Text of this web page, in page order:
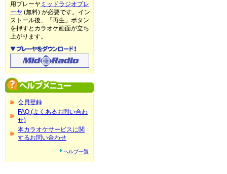
用プレーヤ ミッドラジオプレ
ーヤ (無料) が必要です。イン
ストール後、「再生」ボタン
を押すとカラオケ画面が立ち
上がります。
会員登録
FAQ (よくあるお問い合わ
せ)
本カラオケサービスに関
するお問い合わせ
ヘルプ一覧